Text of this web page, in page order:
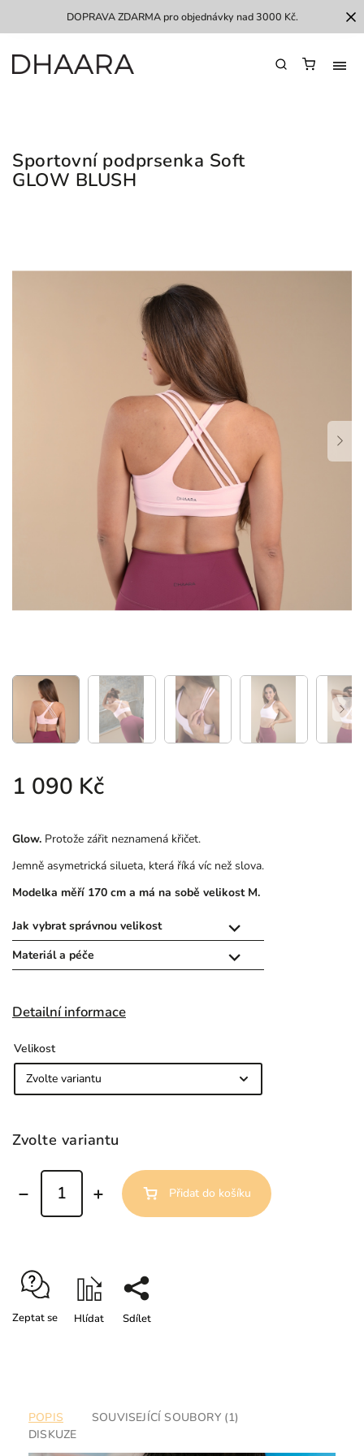
DOPRAVA ZDARMA pro objednávky nad 3000 Kč.
Sportovní podprsenka Soft
GLOW BLUSH
1 090 Kč
Glow. Protože zářit neznamená křičet.
Jemně asymetrická silueta, která říká víc než slova.
Modelka měří 170 cm a má na sobě velikost M.
Jak vybrat správnou velikost 
Materiál a péče 
Detailní informace
Velikost
Zvolte variantu
Přidat do košíku
Zeptat se Hlídat Sdílet
POPIS
SOUVISEJÍCÍ SOUBORY (1)
DISKUZE